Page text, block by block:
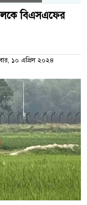
বিএসএফের
১০ এপ্রিল ২০২৪